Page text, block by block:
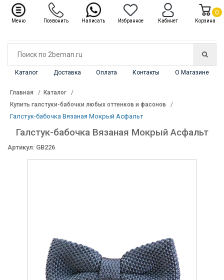
Каталог Доставка Оплата Контакты О Магазине
Каталог ✖
Главная
Каталог
Купить галстуки-бабочки любых оттенков и фасонов
Галстук-бабочка Вязаная Мокрый Асфальт
Галстук-бабочка Вязаная Мокрый Асфальт
Артикул: GB226
Меню Позвонить Написать Избранное Кабинет Корзина
0